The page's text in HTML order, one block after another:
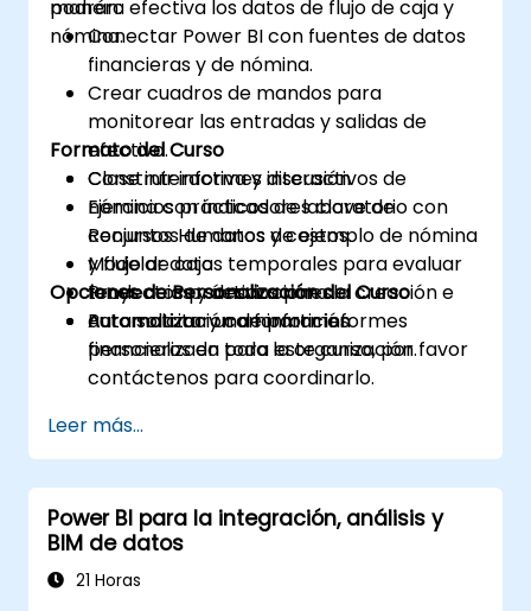
manera efectiva los datos de flujo de caja y
nómina.
podrán:
Conectar Power BI con fuentes de datos
financieras y de nómina.
Crear cuadros de mandos para
monitorear las entradas y salidas de
efectivo.
Construir informes interactivos de
nómina con indicadores clave de
Recursos Humanos y costos.
Modelar datos temporales para evaluar
tendencias y desviaciones.
Automatizar y compartir informes
financieros en toda la organización.
Formato del Curso
Clase interactiva y discusión
Ejercicios prácticos de laboratorio con
conjuntos de datos de ejemplo de nómina
y flujo de caja
Proyectos prácticos para la creación e
automatización de informes
Opciones de Personalización del Curso
Para solicitar una formación
personalizada para este curso, por favor
contáctenos para coordinarlo.
Leer más...
Power BI para la integración, análisis y
BIM de datos
21 Horas